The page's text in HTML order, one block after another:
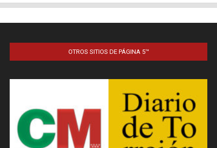
OTROS SITIOS DE PÁGINA 5™